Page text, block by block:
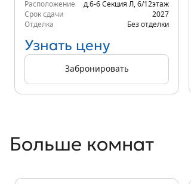
Расположение
д.6-6 Секция Л 6/12этаж
Срок сдачи
2027
Отделка
Без отделки
Узнать цену
Забронировать
Больше комнат